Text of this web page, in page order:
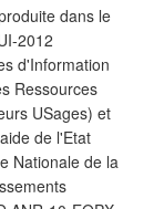
dans le
2012
d'Information
Ressources
USages) et
de l'Etat
Nationale de la